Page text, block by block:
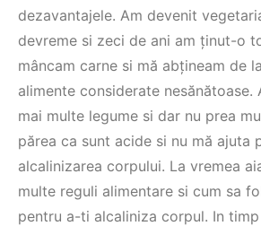
dezavantajele. Am devenit
devreme si zeci de ani am ținut-o
mâncam carne si mă abțineam de
alimente considerate nesănătoase.
mai multe legume si dar nu prea
părea ca sunt acide si nu mă ajuta
alcalinizarea corpului. La vremea
multe reguli alimentare si cum sa
pentru a-ti alcaliniza corpul. In